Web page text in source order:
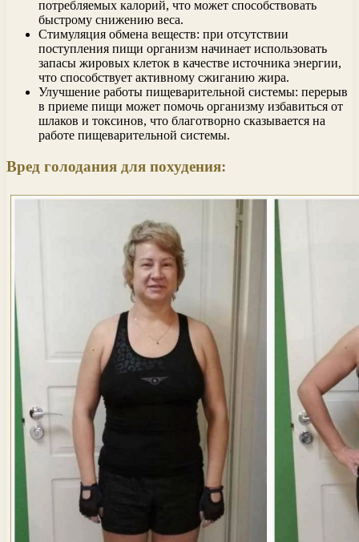
потребляемых калорий, что может способствовать
быстрому снижению веса.
Стимуляция обмена веществ: при отсутствии
поступления пищи организм начинает использовать
запасы жировых клеток в качестве источника энергии,
что способствует активному сжиганию жира.
Улучшение работы пищеварительной системы: перерыв
в приеме пищи может помочь организму избавиться от
шлаков и токсинов, что благотворно сказывается на
работе пищеварительной системы.
Вред голодания для похудения: